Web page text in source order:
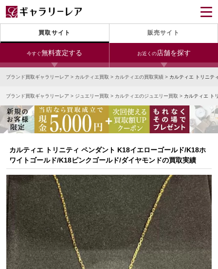
買取サイト 販売サイト
今すぐ無料査定する お近くの店舗を探す
24時間受付（対応時間10:00～19:00）
宅配買取を申し込む
無料の宅配キットをお届けします
今すぐ電話査定
受付時間 10:00～19:00
銀座本店 青山表参道店 新宿東口店
小田急新宿店 LAB東京 名古屋大須店
なんば店 神戸元町(三宮)店 LAB大阪
中野ブロードウェイ
宅配買取を申し込む
無料の宅配キットをお届けします
ブランド買取ギャラリーレア > カルティエ買取 > カルティエの買取実績 > カルティエ トリニテ
ブランド買取ギャラリーレア > ジュエリー買取 > カルティエのジュエリー買取 > カルティエ ト
カルティエ トリニティ ペンダント K18イエローゴールド/K18ホ
ワイトゴールド/K18ピンクゴールド/ダイヤモンドの買取実績